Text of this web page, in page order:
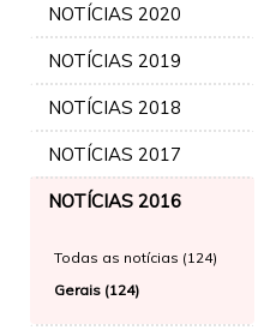
NOTÍCIAS 2020
NOTÍCIAS 2019
NOTÍCIAS 2018
NOTÍCIAS 2017
NOTÍCIAS 2016
Todas as notícias (124)
Gerais (124)